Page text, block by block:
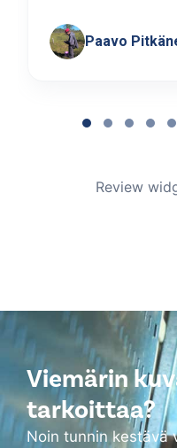
Paavo
Review
Viemärin
tarkoittaa?
Noin tunnin kestävä